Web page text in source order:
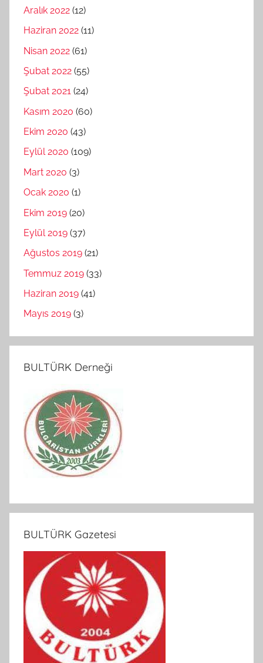
Aralık 2022 (12)
Haziran 2022 (11)
Nisan 2022 (61)
Şubat 2022 (55)
Şubat 2021 (24)
Kasım 2020 (60)
Ekim 2020 (43)
Eylül 2020 (109)
Mart 2020 (3)
Ocak 2020 (1)
Ekim 2019 (20)
Eylül 2019 (37)
Ağustos 2019 (21)
Temmuz 2019 (33)
Haziran 2019 (41)
Mayıs 2019 (3)
BULTÜRK Derneği
BULTÜRK Gazetesi